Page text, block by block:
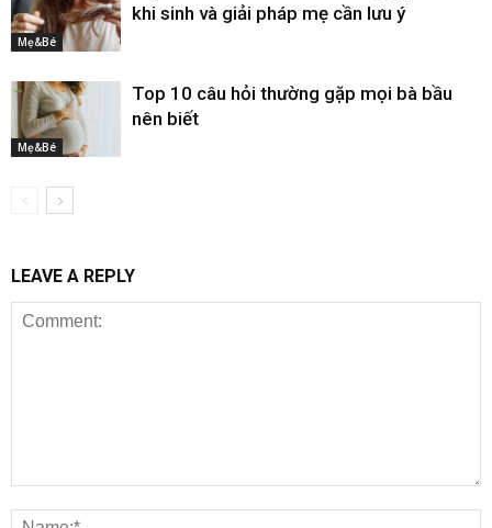
Mẹ&Bé
khi sinh và giải pháp mẹ cần lưu ý
Mẹ&Bé
Top 10 câu hỏi thường gặp mọi bà bầu
nên biết
LEAVE A REPLY